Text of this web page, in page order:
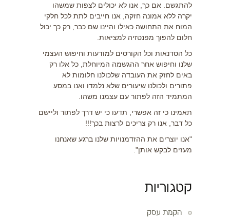
להתגשם. אם כך, אנו לא יכולים לצפות שמשהו
יקרה ללא אמונה חזקה, אנו חייבים לתת לכל חלקי
המוח את התחושה כאילו והיינו שם כבר, רק כך יכול
חלום להפוך מפנטזיה למציאות.
כל הסדנאות וכל הקורסים למודעות וחיפוש העצמי
שלנו וחיפוש אחר ההגשמה המיוחלת, כל אלו רק
באים לחזק את העובדה שלכולנו חלומות לא
פתורים ולכולנו שיעורים שלא נלמדו ואנו במסע
המתמיד הזה לפתור עם עצמנו משהו.
תאמינו כי זה אפשרי, תדעו כי יש דרך לפתור וליישם
כל דבר, אנו רק צריכים לרצות בכך!!!
"אנו יוצרים את ההזדמנויות שלנו ברגע שאנחנו
מעזים לבקש אותן".
קטגוריות
הקמת עסק